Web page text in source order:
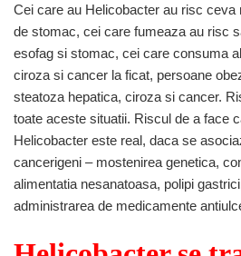
Cei care au Helicobacter au risc
de stomac, cei care fumeaza au risc
esofag si stomac, cei care consuma
ciroza si cancer la ficat, persoane
steatoza hepatica, ciroza si cancer.
toate aceste situatii. Riscul de a face
Helicobacter este real, daca se
cancerigeni – mostenirea genetica,
alimentatia nesanatoasa, polipi
administrarea de medicamente